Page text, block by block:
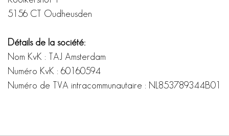
5156 CT Oudheusden
Détails de la société:
Nom KvK : TAJ Amsterdam
Numéro KvK : 60160594
Numéro de TVA intracommunautaire : NL853789344B01